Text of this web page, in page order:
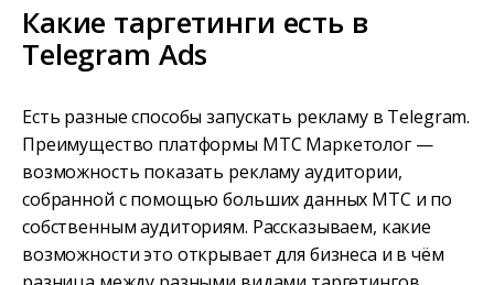
Какие таргетинги есть в
Telegram Ads
Есть разные способы запускать рекламу в Telegram.
Преимущество платформы МТС Маркетолог —
возможность показать рекламу аудитории,
собранной с помощью больших данных МТС и по
собственным аудиториям. Рассказываем, какие
возможности это открывает для бизнеса и в чём